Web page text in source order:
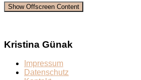
Show Offscreen Content
Kristina Günak
Impressum
Datenschutz